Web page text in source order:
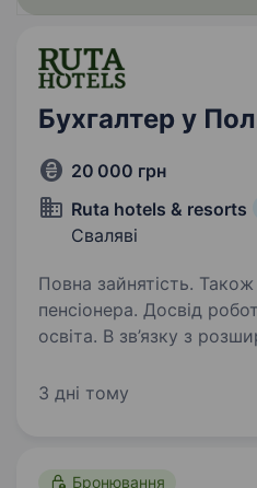
Бухгалтер у
20 000 грн
Ruta hotels & resorts
Сваляві
Повна зайнятість. Також
пенсіонера. Досвід
освіта. В зв’язку з розширенням мережі, готель
rutapolyana.com шукає
3 дні тому
Бронювання